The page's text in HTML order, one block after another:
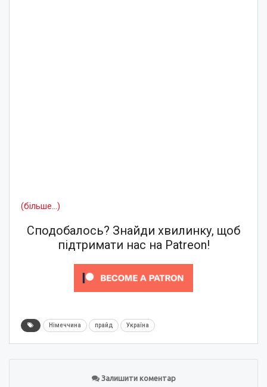
(більше…)
Сподобалось? Знайди хвилинку, щоб
підтримати нас на Patreon!
Німеччина прайд Україна
Залишити коментар